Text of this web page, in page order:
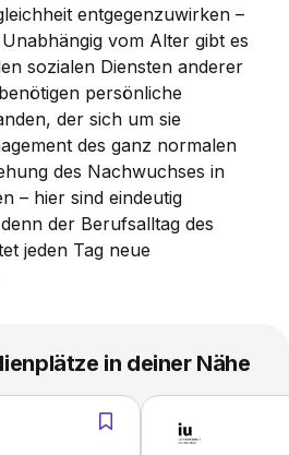
entgegenzuwirken –
vom Alter gibt es
sozialen Diensten anderer
persönliche
der sich um sie
des ganz normalen
des Nachwuchses in
– hier sind eindeutig
der Berufsalltag des
jeden Tag neue
in deiner Nähe